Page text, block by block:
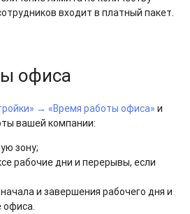
входит в платный пакет.
офиса
→ «Время работы офиса» и
вашей компании:
зону;
рабочие дни и перерывы, если
и завершения рабочего дня и
офиса.